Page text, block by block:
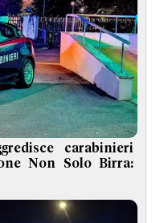
carabinieri
Non Solo Birra: